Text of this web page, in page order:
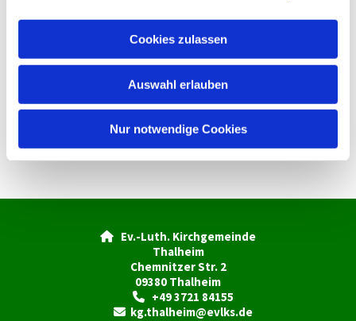
Cookies zulassen
Auswahl erlauben
Nur notwendige Cookies

Ev.-Luth. Kirchgemeinde
Thalheim
Chemnitzer Str. 2
09380 Thalheim
+49 3721 84155
 kg.thalheim@evlks.de